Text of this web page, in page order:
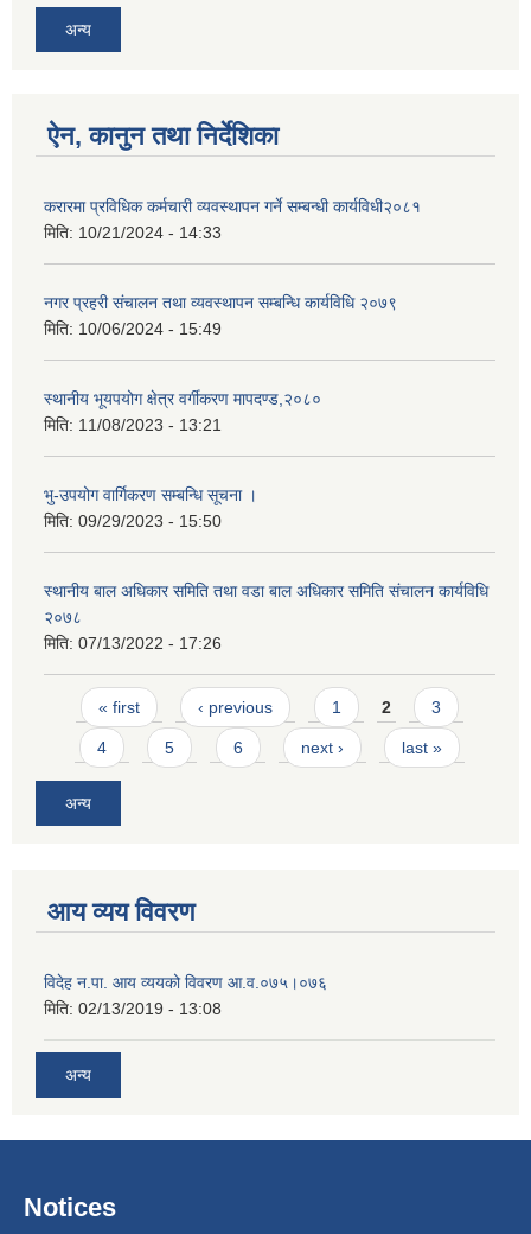
अन्य
ऐन, कानुन तथा निर्देशिका
करारमा प्रविधिक कर्मचारी व्यवस्थापन गर्ने सम्बन्धी कार्यविधी२०८१
मिति: 10/21/2024 - 14:33
नगर प्रहरी संचालन तथा व्यवस्थापन सम्बन्धि कार्यविधि २०७९
मिति: 10/06/2024 - 15:49
स्थानीय भूयपयोग क्षेत्र वर्गीकरण मापदण्ड,२०८०
मिति: 11/08/2023 - 13:21
भु-उपयोग वार्गिकरण सम्बन्धि सूचना ।
मिति: 09/29/2023 - 15:50
स्थानीय बाल अधिकार समिति तथा वडा बाल अधिकार समिति संचालन कार्यविधि
२०७८
मिति: 07/13/2022 - 17:26
Pages
« first ‹ previous 1 2 3
4 5 6 next › last »
अन्य
आय व्यय विवरण
विदेह न.पा. आय व्ययको विवरण आ.व.०७५।०७६
मिति: 02/13/2019 - 13:08
अन्य
Notices